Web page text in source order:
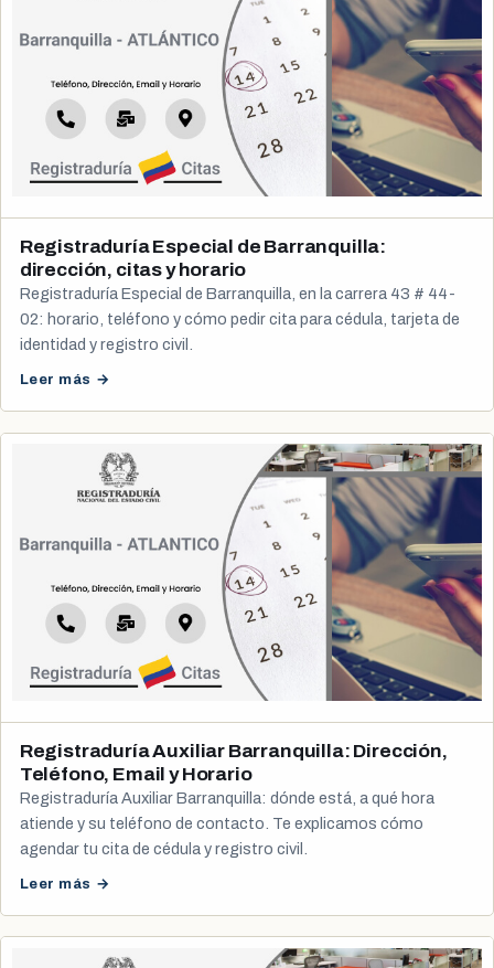
Registraduría Especial de Barranquilla:
dirección, citas y horario
Registraduría Especial de Barranquilla, en la carrera 43 # 44-
02: horario, teléfono y cómo pedir cita para cédula, tarjeta de
identidad y registro civil.
Leer más →
Registraduría Auxiliar Barranquilla: Dirección,
Teléfono, Email y Horario
Registraduría Auxiliar Barranquilla: dónde está, a qué hora
atiende y su teléfono de contacto. Te explicamos cómo
agendar tu cita de cédula y registro civil.
Leer más →